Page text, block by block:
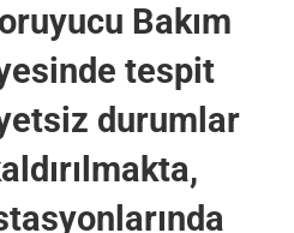
Bakım
tespit
durumlar